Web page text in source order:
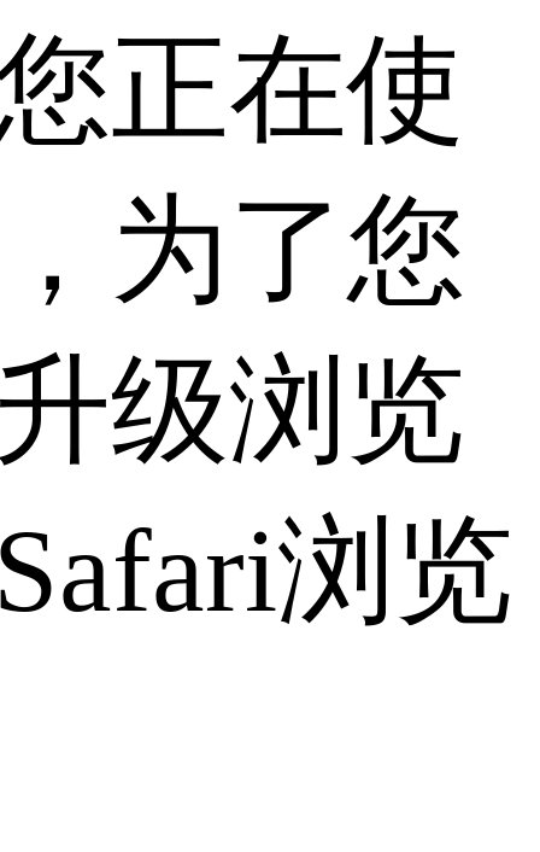
正在使
为了您
级浏览
浏览